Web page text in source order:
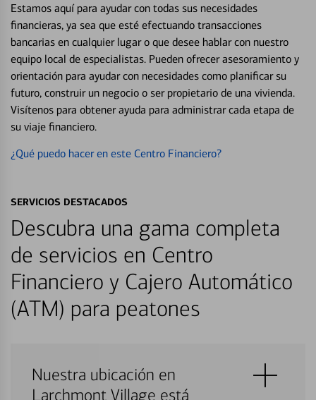
Estamos aquí para ayudar con todas sus necesidades
financieras, ya sea que esté efectuando transacciones
bancarias en cualquier lugar o que desee hablar con nuestro
equipo local de especialistas. Pueden ofrecer asesoramiento y
orientación para ayudar con necesidades como planificar su
futuro, construir un negocio o ser propietario de una vivienda.
Visítenos para obtener ayuda para administrar cada etapa de
su viaje financiero.
¿Qué puedo hacer en este Centro Financiero?
SERVICIOS DESTACADOS
Descubra una gama completa
de servicios en Centro
Financiero y Cajero Automático
(ATM) para peatones
Nuestra ubicación en
Larchmont Village está